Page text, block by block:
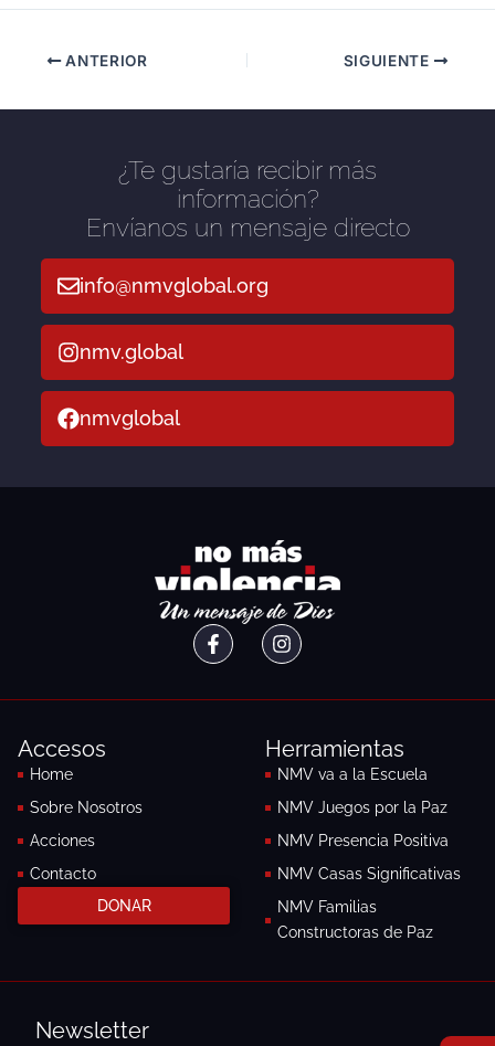
ANTERIOR SIGUIENTE
¿Te gustaría recibir más
información?
Envíanos un mensaje directo
info@nmvglobal.org
nmv.global
nmvglobal
F
a
I
n
r
a
Accesos
Home
Sobre Nosotros
Acciones
Contacto
DONAR
Herramientas
NMV va a la Escuela
NMV Juegos por la Paz
NMV Presencia Positiva
NMV Casas Significativas
NMV Familias
Constructoras de Paz
Newsletter